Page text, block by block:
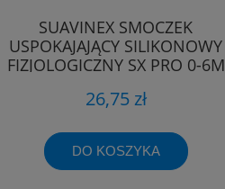
SUAVINEX SMOCZEK
USPOKAJAJĄCY SILIKONOWY
FIZJOLOGICZNY SX PRO 0-6M
26,75 zł
DO KOSZYKA